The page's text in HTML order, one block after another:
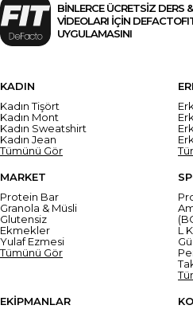
BİNLERCE ÜCRETSİZ DERS
VİDEOLARI İÇİN
UYGULAMASINI
KADIN
Kadın Tişört
Kadın Mont
Kadın Sweatshirt
Kadın Jean
Tümünü Gör
MARKET
Protein Bar
Granola & Müsli
Glutensiz
Ekmekler
Yulaf Ezmesi
Tümünü Gör
L
EKİPMANLAR